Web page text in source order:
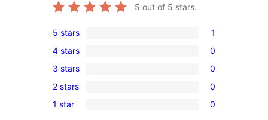
5 out of 5 stars.
1
5-
star
review
5 stars 1
0
4-
star
reviews
4 stars 0
0
3-
star
3 stars 0
0
2-
2 stars 0
0
1 star 0